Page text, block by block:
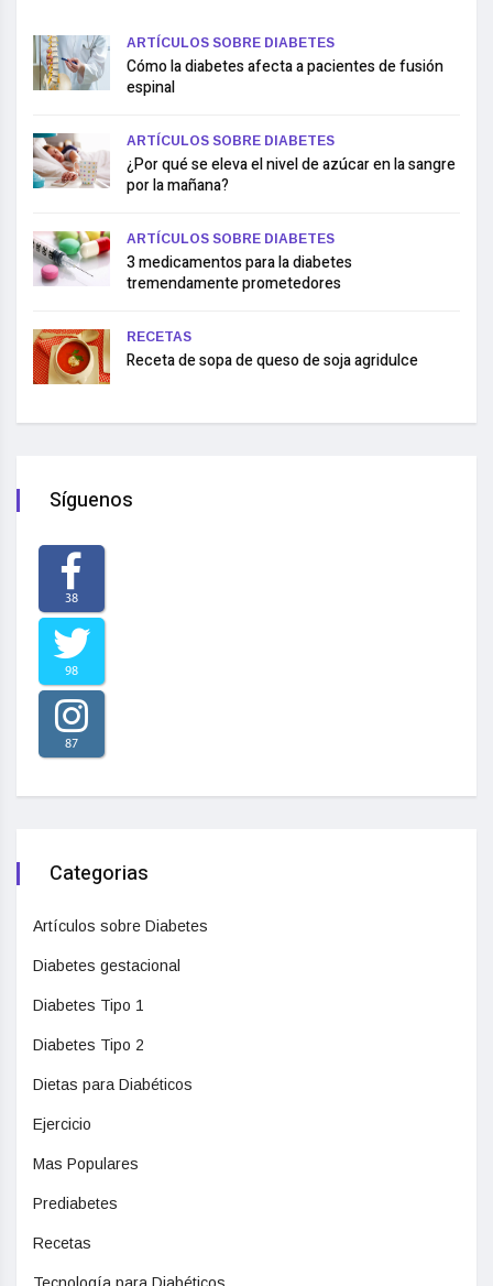
ARTÍCULOS SOBRE DIABETES
Cómo la diabetes afecta a pacientes de fusión
espinal
ARTÍCULOS SOBRE DIABETES
¿Por qué se eleva el nivel de azúcar en la sangre
por la mañana?
ARTÍCULOS SOBRE DIABETES
3 medicamentos para la diabetes
tremendamente prometedores
RECETAS
Receta de sopa de queso de soja agridulce
Síguenos
38
98
87
Categorias
Artículos sobre Diabetes
Diabetes gestacional
Diabetes Tipo 1
Diabetes Tipo 2
Dietas para Diabéticos
Ejercicio
Mas Populares
Prediabetes
Recetas